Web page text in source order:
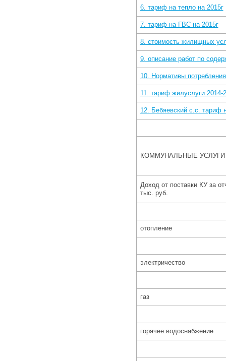
6. тариф на тепло на 2015г
7. тариф на ГВС на 2015г
8. стоимость жилищных
9. описание работ по
10. Нормативы
11. тариф жилуслуги 2014-
12. Бебяевский с.с. тариф
КОММУНАЛЬНЫЕ УСЛУГИ
Доход от поставки КУ за
тыс. руб.
отопление
электричество
газ
горячее водоснабжение